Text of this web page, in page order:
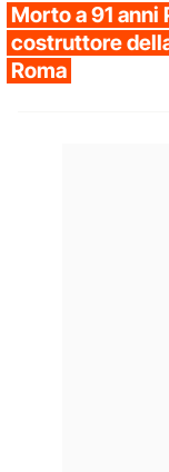
Morto a 91
costruttore
Roma